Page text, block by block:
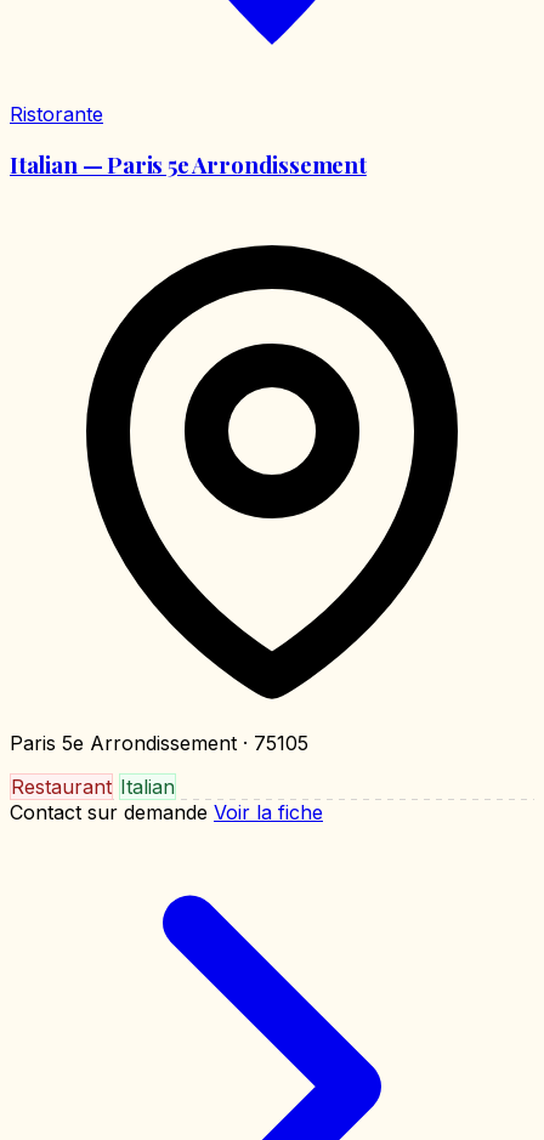
Ristorante
Italian — Paris 5e Arrondissement
Paris 5e Arrondissement · 75105
Restaurant Italian
Contact sur demande Voir la fiche